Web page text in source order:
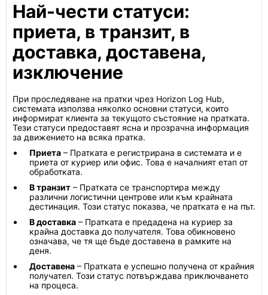
Най-чести статуси:
приета, в транзит, в
доставка, доставена,
изключение
При проследяване на пратки чрез Horizon Log Hub,
системата използва няколко основни статуси, които
информират клиента за текущото състояние на пратката.
Тези статуси предоставят ясна и прозрачна информация
за движението на всяка пратка.
Приета – Пратката е регистрирана в системата и е
приета от куриер или офис. Това е началният етап от
обработката.
В транзит – Пратката се транспортира между
различни логистични центрове или към крайната
дестинация. Този статус показва, че пратката е на път.
В доставка – Пратката е предадена на куриер за
крайна доставка до получателя. Това обикновено
означава, че тя ще бъде доставена в рамките на
деня.
Доставена – Пратката е успешно получена от крайния
получател. Този статус потвърждава приключването
на процеса.